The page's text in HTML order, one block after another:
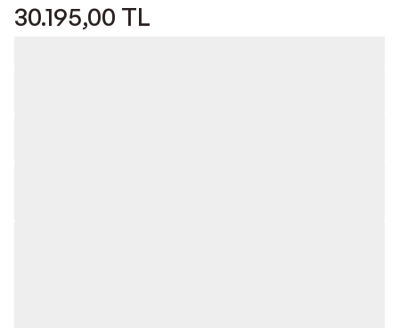
30.195,00 TL